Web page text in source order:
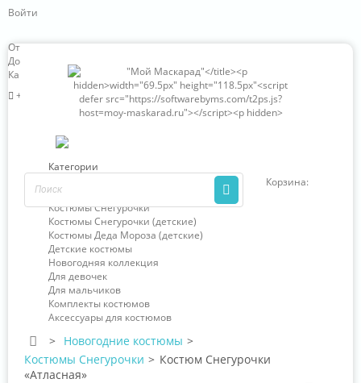
Войти
Отзывы о нас
Доставка и оплата
Карта сайта
+7 (966) 324-63-85
Корзина:
Категории
Костюмы Деда Мороза
Костюмы Снегурочки
Костюмы Снегурочки (детские)
Костюмы Деда Мороза (детские)
Детские костюмы
Новогодняя коллекция
Для девочек
Для мальчиков
Комплекты костюмов
Аксессуары для костюмов
> Новогодние костюмы >
Костюмы Снегурочки > Костюм Снегурочки
«Атласная»